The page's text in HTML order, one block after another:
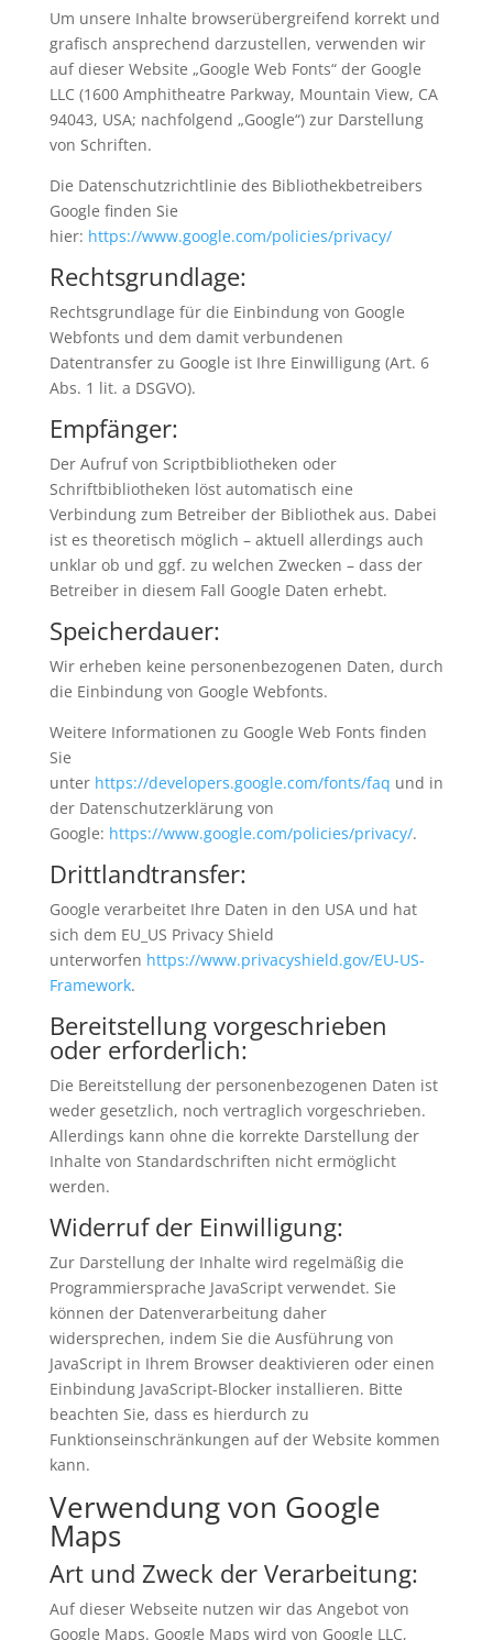
Um unsere Inhalte browserübergreifend korrekt und
grafisch ansprechend darzustellen, verwenden wir
auf dieser Website „Google Web Fonts“ der Google
LLC (1600 Amphitheatre Parkway, Mountain View, CA
94043, USA; nachfolgend „Google“) zur Darstellung
von Schriften.
Die Datenschutzrichtlinie des Bibliothekbetreibers
Google finden Sie
hier: https://www.google.com/policies/privacy/
Rechtsgrundlage:
Rechtsgrundlage für die Einbindung von Google
Webfonts und dem damit verbundenen
Datentransfer zu Google ist Ihre Einwilligung (Art. 6
Abs. 1 lit. a DSGVO).
Empfänger:
Der Aufruf von Scriptbibliotheken oder
Schriftbibliotheken löst automatisch eine
Verbindung zum Betreiber der Bibliothek aus. Dabei
ist es theoretisch möglich – aktuell allerdings auch
unklar ob und ggf. zu welchen Zwecken – dass der
Betreiber in diesem Fall Google Daten erhebt.
Speicherdauer:
Wir erheben keine personenbezogenen Daten, durch
die Einbindung von Google Webfonts.
Weitere Informationen zu Google Web Fonts finden
Sie
unter https://developers.google.com/fonts/faq und in
der Datenschutzerklärung von
Google: https://www.google.com/policies/privacy/.
Drittlandtransfer:
Google verarbeitet Ihre Daten in den USA und hat
sich dem EU_US Privacy Shield
unterworfen https://www.privacyshield.gov/EU-US-
Framework.
Bereitstellung vorgeschrieben
oder erforderlich:
Die Bereitstellung der personenbezogenen Daten ist
weder gesetzlich, noch vertraglich vorgeschrieben.
Allerdings kann ohne die korrekte Darstellung der
Inhalte von Standardschriften nicht ermöglicht
werden.
Widerruf der Einwilligung:
Zur Darstellung der Inhalte wird regelmäßig die
Programmiersprache JavaScript verwendet. Sie
können der Datenverarbeitung daher
widersprechen, indem Sie die Ausführung von
JavaScript in Ihrem Browser deaktivieren oder einen
Einbindung JavaScript-Blocker installieren. Bitte
beachten Sie, dass es hierdurch zu
Funktionseinschränkungen auf der Website kommen
kann.
Verwendung von Google
Maps
Art und Zweck der Verarbeitung:
Auf dieser Webseite nutzen wir das Angebot von
Google Maps. Google Maps wird von Google LLC,